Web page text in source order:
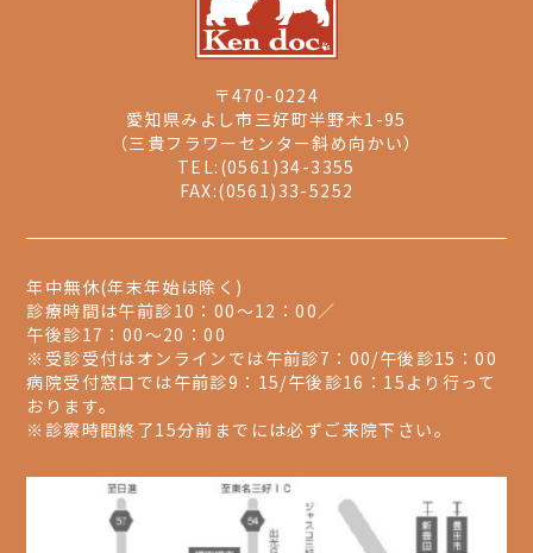
〒470-0224
愛知県みよし市三好町半野木1-95
（三貴フラワーセンター斜め向かい）
TEL:(0561)34-3355
FAX:(0561)33-5252
年中無休(年末年始は除く)
診療時間は午前診10：00～12：00／
午後診17：00～20：00
※受診受付はオンラインでは午前診7：00/午後診15：00
病院受付窓口では午前診9：15/午後診16：15より行って
おります。
※診察時間終了15分前までには必ずご来院下さい。